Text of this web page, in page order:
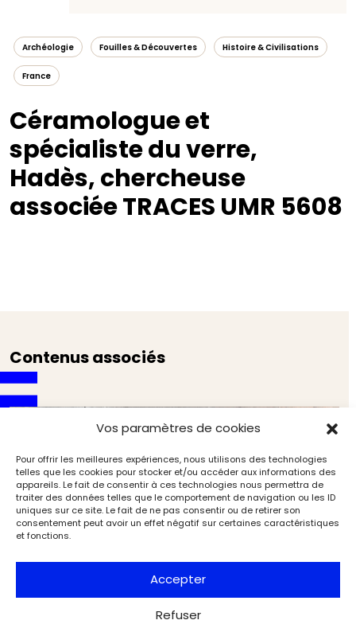
Vos paramètres de cookies
Pour offrir les meilleures expériences, nous utilisons des technologies
telles que les cookies pour stocker et/ou accéder aux informations des
appareils. Le fait de consentir à ces technologies nous permettra de
traiter des données telles que le comportement de navigation ou les ID
uniques sur ce site. Le fait de ne pas consentir ou de retirer son
consentement peut avoir un effet négatif sur certaines caractéristiques
et fonctions.
Accepter
Refuser
Archéologie Fouilles & Découvertes Histoire & Civilisations
France
Céramologue et
spécialiste du verre,
Hadès, chercheuse
associée TRACES UMR 5608
Contenus associés